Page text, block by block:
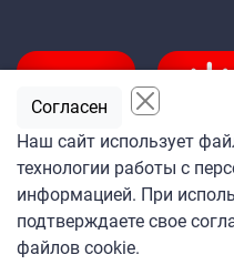
Подпишитесь
на ежедневную рассылку
«Кабельщика»
Наш сайт использует
технологии работы с
информацией. При
подтверждаете свое
файлов cookie.
Согласен